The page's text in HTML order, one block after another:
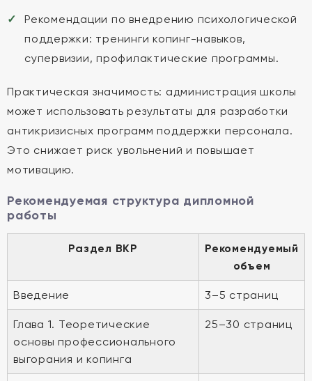
Рекомендации по внедрению психологической
поддержки: тренинги копинг-навыков,
супервизии, профилактические программы.
Практическая значимость: администрация школы
может использовать результаты для разработки
антикризисных программ поддержки персонала.
Это снижает риск увольнений и повышает
мотивацию.
Рекомендуемая структура дипломной
работы
Раздел ВКР
Рекомендуемый
объем
Введение 3–5 страниц
Глава 1. Теоретические
основы профессионального
выгорания и копинга
25–30 страниц